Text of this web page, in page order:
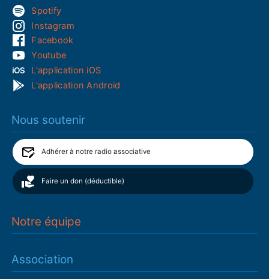
Spotify
Instagram
Facebook
Youtube
L'application iOS
L'application Android
Nous soutenir
Adhérer à notre radio associative
Faire un don (déductible)
Notre équipe
Association